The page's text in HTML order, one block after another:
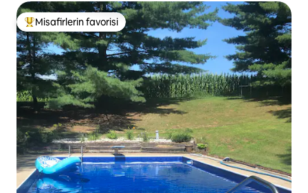
Misafirlerin favorilerinden en beğenilenler arasında
Misafirlerin favorisi